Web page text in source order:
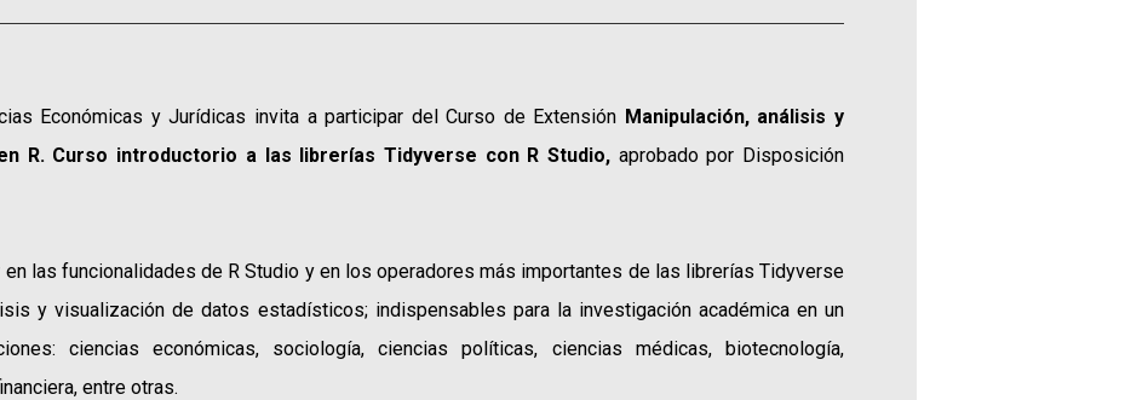
Económicas y Jurídicas invita a participar del Curso de Extensión Manipulación, análisis y
R. Curso introductorio a las librerías Tidyverse con R Studio, aprobado por Disposición
en las funcionalidades de R Studio y en los operadores más importantes de las librerías Tidyverse
y visualización de datos estadísticos; indispensables para la investigación académica en un
ciencias económicas, sociología, ciencias políticas, ciencias médicas, biotecnología,
entre otras.